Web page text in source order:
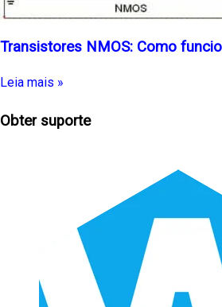
Transistores NMOS: Como
Leia mais »
Obter suporte